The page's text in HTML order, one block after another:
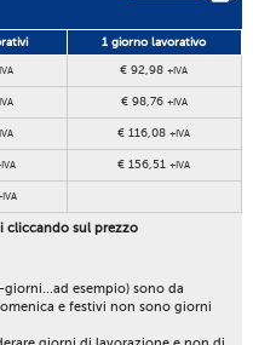
1 giorno lavorativo
€ 92,98+IVA
€ 98,76 +IVA
€ 116,08+IVA
€ 156,51+IVA
cliccando sul prezzo
esempio) sono da
e festivi non sono giorni